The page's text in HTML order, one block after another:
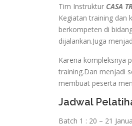
Tim Instruktur CASA
Kegiatan training dan
berkompeten di
dijalankan.Juga
Karena kompleksnya
training.Dan menjadi
membuat peserta
Jadwal
Batch 1 : 20 – 21